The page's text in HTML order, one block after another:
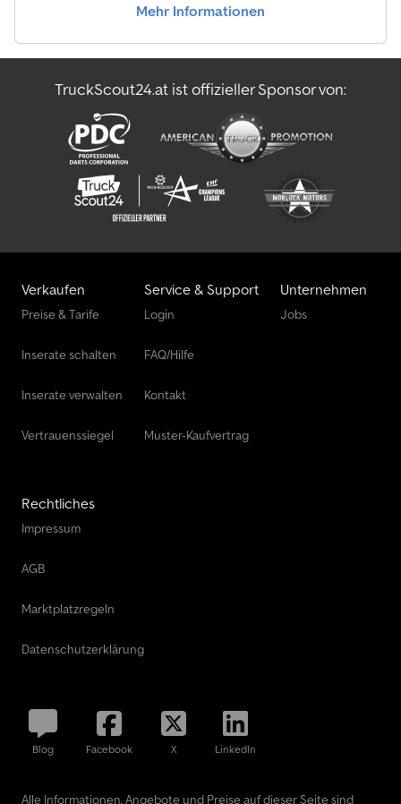
Mehr Informationen
TruckScout24.at ist offizieller Sponsor von:
Verkaufen
Preise & Tarife
Inserate schalten
Inserate verwalten
Vertrauenssiegel
Service & Support
Login
FAQ/Hilfe
Kontakt
Muster-Kaufvertrag
Unternehmen
Jobs
Rechtliches
Impressum
AGB
Marktplatzregeln
Datenschutzerklärung
Blog Facebook X LinkedIn
Alle Informationen, Angebote und Preise auf dieser Seite sind